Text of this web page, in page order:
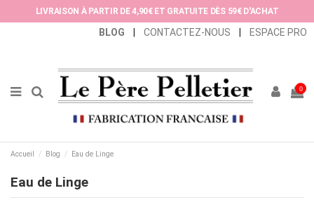
LIVRAISON À PARTIR DE 4,90€ ET GRATUITE DÈS 59€ D'ACHAT
BLOG CONTACTEZ-NOUS ESPACE PRO
0
Accueil Blog Eau de Linge
Eau de Linge
Panneau de gestion des cookies